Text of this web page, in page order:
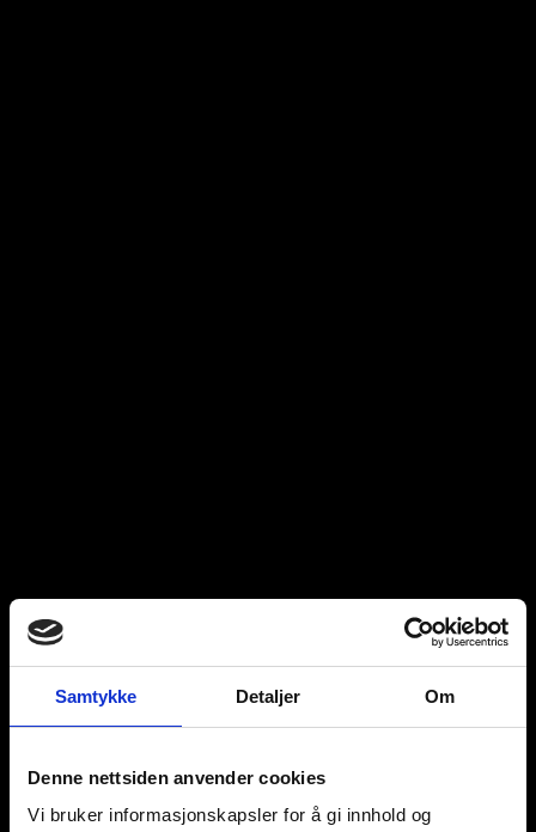
Samtykke Detaljer Om
Denne nettsiden anvender cookies
Vi bruker informasjonskapsler for å gi innhold og